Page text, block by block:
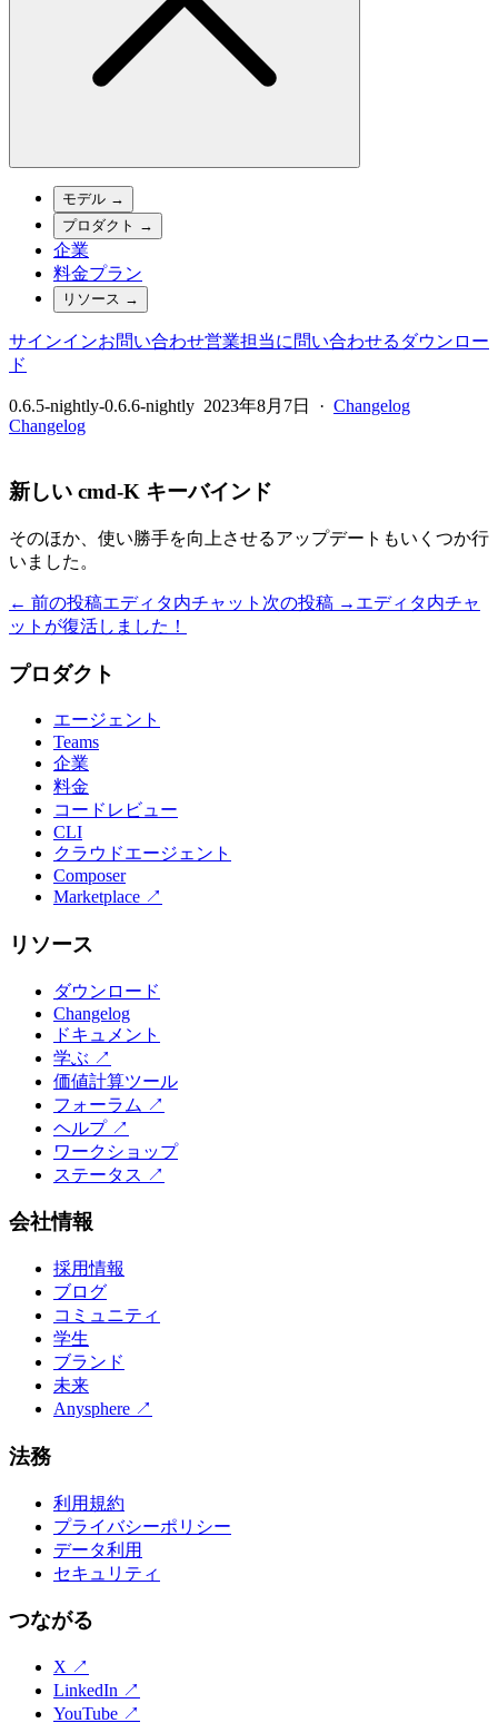
モデル →
プロダクト →
企業
料金プラン
リソース →
サインインお問い合わせ営業担当に問い合わせる ダウンロー
ド
0.6.5-nightly-0.6.6-nightly 2023年8月7日 · Changelog
Changelog
新しい cmd-K キーバインド
そのほか、使い勝手を向上させるアップデートもいくつか行
いました。
← 前の投稿エディタ内チャット 次の投稿 → エディタ内チャ
ットが復活しました！
プロダクト
エージェント
Teams
企業
料金
コードレビュー
CLI
クラウドエージェント
Composer
Marketplace ↗
リソース
ダウンロード
Changelog
ドキュメント
学ぶ ↗
価値計算ツール
フォーラム ↗
ヘルプ↗
ワークショップ
ステータス ↗
会社情報
採用情報
ブログ
コミュニティ
学生
ブランド
未来
Anysphere ↗
法務
利用規約
プライバシーポリシー
データ利用
セキュリティ
つながる
X ↗
LinkedIn ↗
YouTube ↗